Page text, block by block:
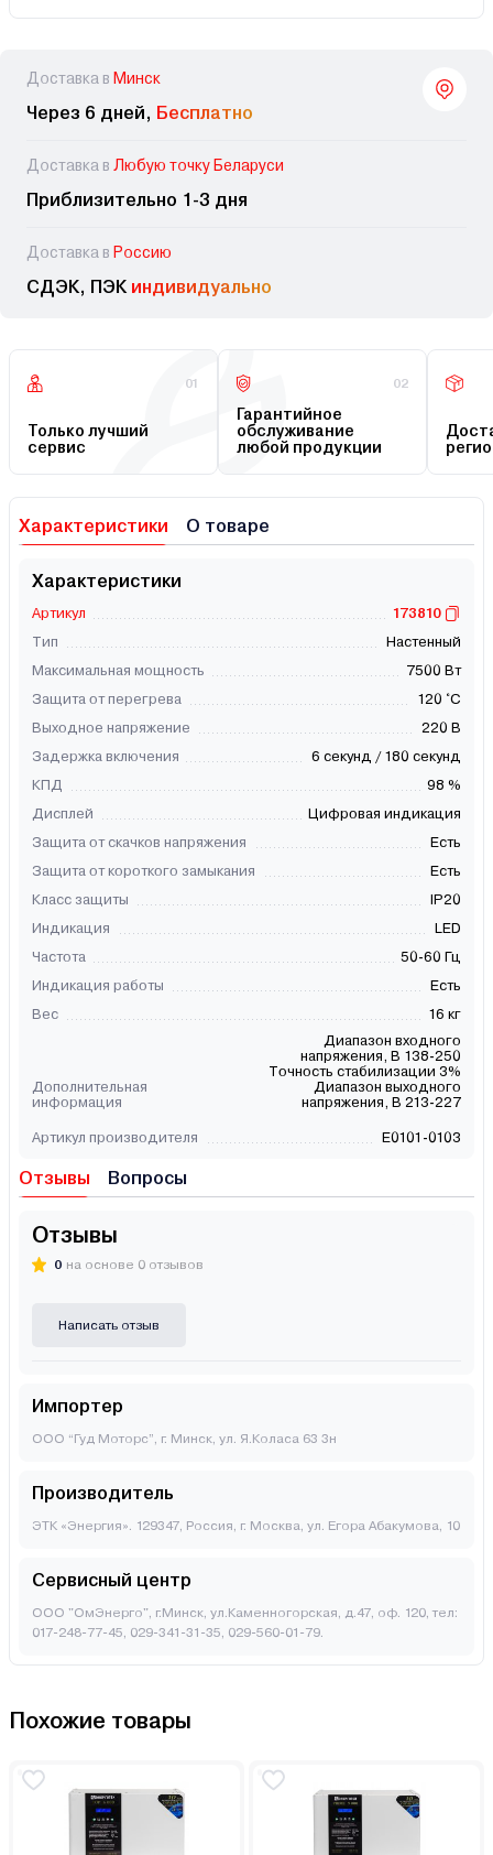
Доставка в Минск
Через 6 дней, Бесплатно
Доставка в Любую точку Беларуси
Приблизительно 1-3 дня
Доставка в Россию
СДЭК, ПЭК индивидуально
01
Только лучший
сервис
02
Гарантийное
обслуживание
любой продукции
Характеристики О товаре
Характеристики
Артикул
173810
Тип
Настенный
Максимальная мощность
7500 Вт
Защита от перегрева
120 °С
Выходное напряжение
220 В
Задержка включения
6 секунд / 180 секунд
КПД
98 %
Дисплей
Цифровая индикация
Защита от скачков напряжения
Есть
Защита от короткого замыкания
Есть
Класс защиты
IP20
Индикация
LED
Частота
50-60 Гц
Индикация работы
Есть
Вес
16 кг
Дополнительная
информация
Диапазон входного
напряжения, В 138-250
Точность стабилизации 3%
Диапазон выходного
напряжения, В 213-227
Артикул производителя Е0101-0103
Отзывы Вопросы
Отзывы
0 на основе 0 отзывов
Написать отзыв
Импортер
ООО “Гуд Моторс”, г. Минск, ул. Я.Коласа 63 3н
Производитель
ЭТК «Энергия». 129347, Россия, г. Москва, ул. Егора Абакумова, 10
Сервисный центр
ООО "ОмЭнерго", г.Минск, ул.Каменногорская, д.47, оф. 120, тел:
017-248-77-45, 029-341-31-35, 029-560-01-79.
Похожие товары